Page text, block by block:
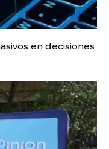
en decisiones